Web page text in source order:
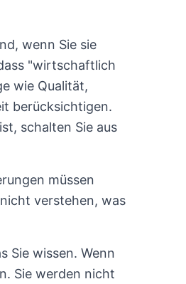
wenn Sie sie
"wirtschaftlich
wie Qualität,
berücksichtigen.
schalten Sie aus
müssen
verstehen, was
Sie wissen. Wenn
Sie werden nicht